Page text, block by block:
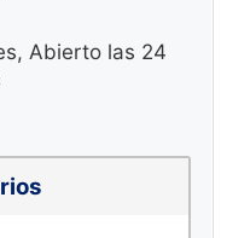
Abierto las 24